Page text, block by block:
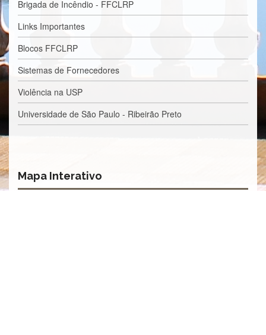
Brigada de Incêndio - FFCLRP
Links Importantes
Blocos FFCLRP
Sistemas de Fornecedores
Violência na USP
Universidade de São Paulo - Ribeirão Preto
Mapa Interativo